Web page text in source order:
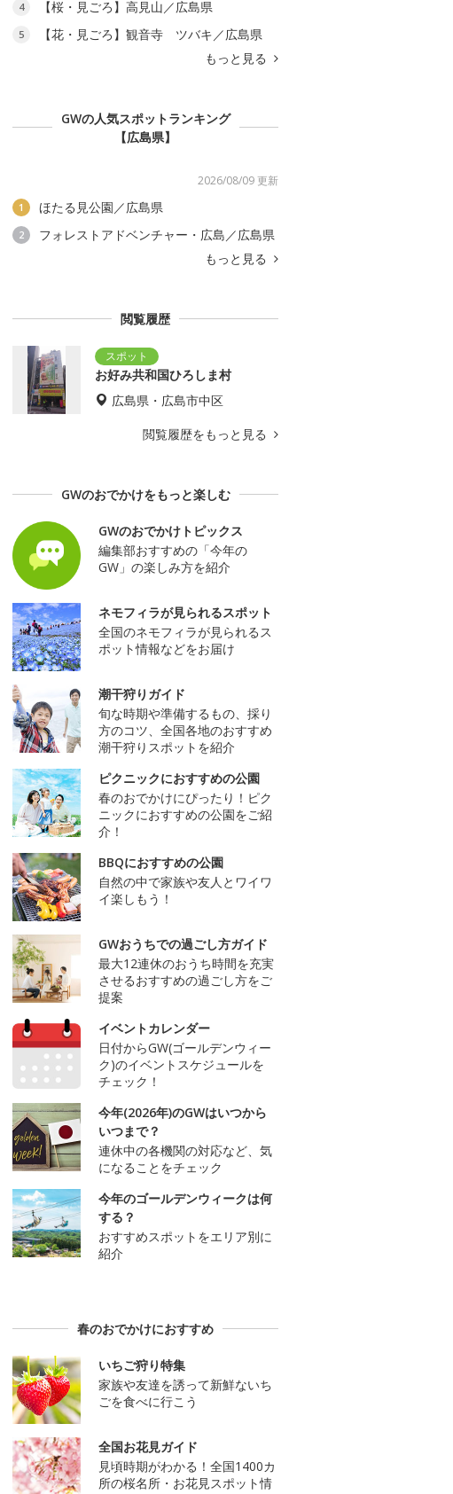
4 【桜・見ごろ】高見山／広島県
5
【花・見ごろ】観音寺 ツバキ／広島県
もっと見る
GWの人気スポットランキング
【広島県】
2026/08/09 更新
1 ほたる見公園／広島県
2
フォレストアドベンチャー・広島／広島県
もっと見る
閲覧履歴
お好み共和国ひろしま村
広島県・広島市中区
閲覧履歴をもっと見る
GWのおでかけをもっと楽しむ
GWのおでかけトピックス
編集部おすすめの「今年の
GW」の楽しみ方を紹介
ネモフィラが見られるスポット
全国のネモフィラが見られるス
ポット情報などをお届け
潮干狩りガイド
旬な時期や準備するもの、採り
方のコツ、全国各地のおすすめ
潮干狩りスポットを紹介
ピクニックにおすすめの公園
春のおでかけにぴったり！ピク
ニックにおすすめの公園をご紹
介！
BBQにおすすめの公園
自然の中で家族や友人とワイワ
イ楽しもう！
GWおうちでの過ごし方ガイド
最大12連休のおうち時間を充実
させるおすすめの過ごし方をご
提案
イベントカレンダー
日付からGW(ゴールデンウィー
ク)のイベントスケジュールを
チェック！
今年(2026年)のGWはいつから
いつまで？
連休中の各機関の対応など、気
になることをチェック
今年のゴールデンウィークは何
する？
おすすめスポットをエリア別に
紹介
春のおでかけにおすすめ
いちご狩り特集
家族や友達を誘って新鮮ないち
ごを食べに行こう
全国お花見ガイド
見頃時期がわかる！全国1400カ
所の桜名所・お花見スポット情